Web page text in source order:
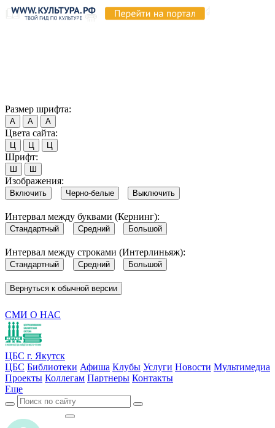
Размер шрифта:
А А А
Цвета сайта:
Ц Ц Ц
Шрифт:
Ш Ш
Изображения:
Включить Черно-белые Выключить
Интервал между буквами (Кернинг):
Стандартный Средний Большой
Интервал между строками (Интерлиньяж):
Стандартный Средний Большой
Вернуться к обычной версии
СМИ О НАС
ЦБС г. Якутск
ЦБС Библиотеки Афиша Клубы Услуги Новости Мультимедиа
Проекты Коллегам Партнеры Контакты
Еще